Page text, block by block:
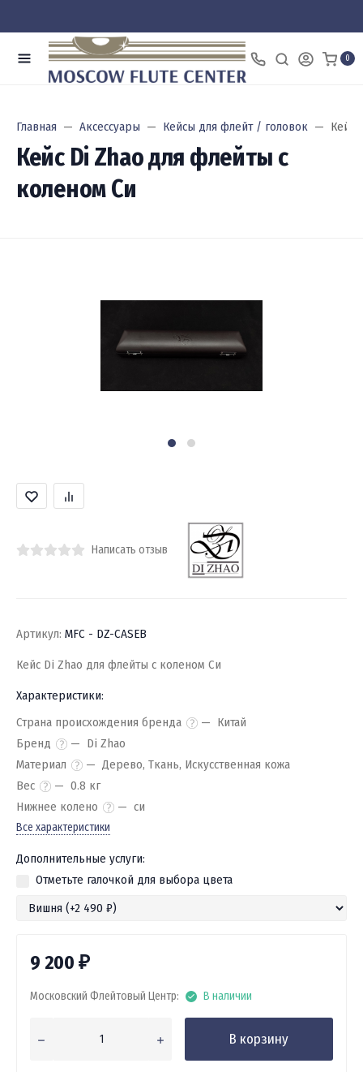
0
Главная Аксессуары Кейсы для флейт / головок Кейс
Кейс Di Zhao для флейты с
коленом Си
Написать отзыв
Артикул: MFC - DZ-CASEB
Кейс Di Zhao для флейты с коленом Си
Характеристики:
Страна происхождения бренда
Китай
Бренд
Di Zhao
Материал
Дерево, Ткань, Искусственная кожа
Вес
0.8 кг
Нижнее колено
си
Все характеристики
Дополнительные услуги:
Отметьте галочкой для выбора цвета
9 200 ₽
Московский Флейтовый Центр: В наличии
В корзину